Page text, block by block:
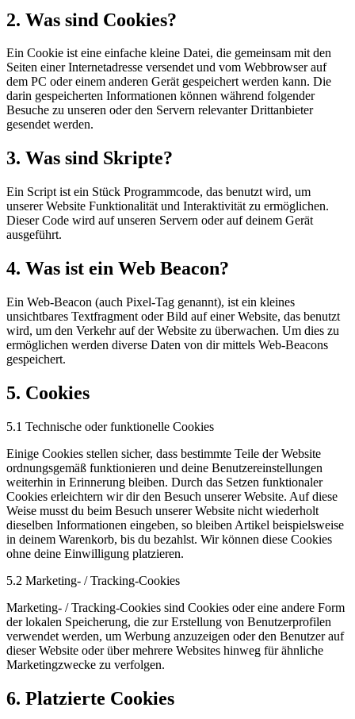
2. Was sind Cookies?
Ein Cookie ist eine einfache kleine Datei, die gemeinsam mit den
Seiten einer Internetadresse versendet und vom Webbrowser auf
dem PC oder einem anderen Gerät gespeichert werden kann. Die
darin gespeicherten Informationen können während folgender
Besuche zu unseren oder den Servern relevanter Drittanbieter
gesendet werden.
3. Was sind Skripte?
Ein Script ist ein Stück Programmcode, das benutzt wird, um
unserer Website Funktionalität und Interaktivität zu ermöglichen.
Dieser Code wird auf unseren Servern oder auf deinem Gerät
ausgeführt.
4. Was ist ein Web Beacon?
Ein Web-Beacon (auch Pixel-Tag genannt), ist ein kleines
unsichtbares Textfragment oder Bild auf einer Website, das benutzt
wird, um den Verkehr auf der Website zu überwachen. Um dies zu
ermöglichen werden diverse Daten von dir mittels Web-Beacons
gespeichert.
5. Cookies
5.1 Technische oder funktionelle Cookies
Einige Cookies stellen sicher, dass bestimmte Teile der Website
ordnungsgemäß funktionieren und deine Benutzereinstellungen
weiterhin in Erinnerung bleiben. Durch das Setzen funktionaler
Cookies erleichtern wir dir den Besuch unserer Website. Auf diese
Weise musst du beim Besuch unserer Website nicht wiederholt
dieselben Informationen eingeben, so bleiben Artikel beispielsweise
in deinem Warenkorb, bis du bezahlst. Wir können diese Cookies
ohne deine Einwilligung platzieren.
5.2 Marketing- / Tracking-Cookies
Marketing- / Tracking-Cookies sind Cookies oder eine andere Form
der lokalen Speicherung, die zur Erstellung von Benutzerprofilen
verwendet werden, um Werbung anzuzeigen oder den Benutzer auf
dieser Website oder über mehrere Websites hinweg für ähnliche
Marketingzwecke zu verfolgen.
6. Platzierte Cookies